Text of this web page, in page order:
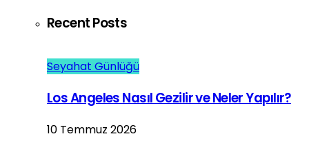
Recent Posts
Seyahat Günlüğü
Los Angeles Nasıl Gezilir ve Neler Yapılır?
10 Temmuz 2026